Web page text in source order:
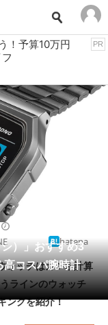
品
ビー
菓子
電話
！予算10万円
PR
）」おすすめ3
コスパ腕時計
hatena
ォッチはカシオ計算
ラインのウォッチ
ングを紹介！